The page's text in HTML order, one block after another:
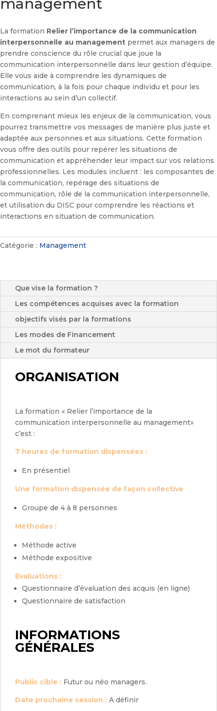
management
La formation Relier l’importance de la communication
interpersonnelle au management permet aux managers de
prendre conscience du rôle crucial que joue la
communication interpersonnelle dans leur gestion d’équipe.
Elle vous aide à comprendre les dynamiques de
communication, à la fois pour chaque individu et pour les
interactions au sein d’un collectif.
En comprenant mieux les enjeux de la communication, vous
pourrez transmettre vos messages de manière plus juste et
adaptée aux personnes et aux situations. Cette formation
vous offre des outils pour repérer les situations de
communication et appréhender leur impact sur vos relations
professionnelles. Les modules incluent : les composantes de
la communication, repérage des situations de
communication, rôle de la communication interpersonnelle,
et utilisation du DISC pour comprendre les réactions et
interactions en situation de communication.
Catégorie : Management
Que vise la formation ?
Les compétences acquises avec la formation
objectifs visés par la formations
Les modes de Financement
Le mot du formateur
ORGANISATION
La formation « Relier l’importance de la
communication interpersonnelle au management»
c’est :
7 heures de formation dispensées :
En présentiel
Une formation dispensée de façon collective
Groupe de 4 à 8 personnes
Méthodes :
Méthode active
Méthode expositive
Évaluations :
Questionnaire d’évaluation des acquis (en ligne)
Questionnaire de satisfaction
INFORMATIONS
GÉNÉRALES
Public cible : Futur ou néo managers.
Date prochaine session : A définir